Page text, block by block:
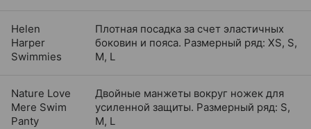
Helen
Harper
Swimmies
Плотная посадка за счет эластичных
боковин и пояса. Размерный ряд: XS, S,
M, L
Nature Love
Mere Swim
Panty
Двойные манжеты вокруг ножек для
усиленной защиты. Размерный ряд: S,
M, L